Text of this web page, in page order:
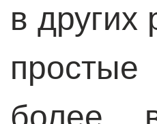
в других